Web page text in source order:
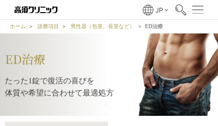
ホーム 診療項目 男性器（包茎、長茎など） ED治療
ED治療
たった1錠で復活の喜びを
体質や希望に合わせて最適処方